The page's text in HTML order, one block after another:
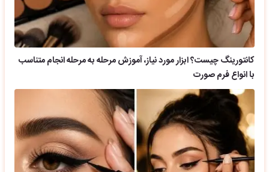
کانتورینگ چیست؟ ابزار مورد نیاز، آموزش مرحله به مرحله انجام متناسب
با انواع فرم صورت